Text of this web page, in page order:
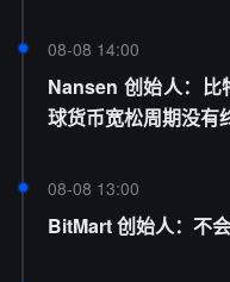
08-08 14:00
Nansen 创始人：比
球货币宽松周期没有
08-08 13:00
BitMart 创始人：不